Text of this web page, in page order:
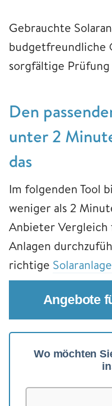
Gebrauchte
budgetfreundliche
sorgfältige Prüfung
Den
unter 2
das
Im folgenden Tool
weniger als 2
Anbieter
Anlagen
richtige